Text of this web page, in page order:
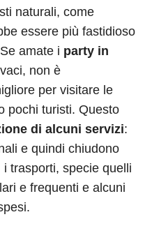
naturali, come
essere più fastidioso
amate i party in
non è
per visitare le
pochi turisti. Questo
di alcuni servizi:
e quindi chiudono
trasporti, specie quelli
e frequenti e alcuni